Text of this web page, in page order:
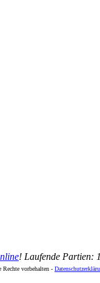
! Laufende Partien:
vorbehalten -